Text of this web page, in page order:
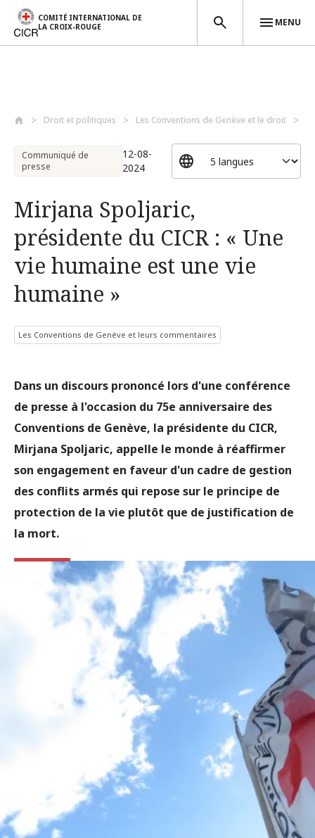
COMITÉ INTERNATIONAL DE
LA CROIX-ROUGE
MENU
Droit et politiques Les Conventions de Genève et le droit
Communiqué de
presse
12-08-
2024
Mirjana Spoljaric,
présidente du CICR : « Une
vie humaine est une vie
humaine »
Les Conventions de Genève et leurs commentaires
Dans un discours prononcé lors d'une conférence
de presse à l'occasion du 75e anniversaire des
Conventions de Genève, la présidente du CICR,
Mirjana Spoljaric, appelle le monde à réaffirmer
son engagement en faveur d'un cadre de gestion
des conflits armés qui repose sur le principe de
protection de la vie plutôt que de justification de
la mort.